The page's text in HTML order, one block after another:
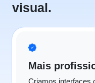
visual.
Mais
Criamos interfaces